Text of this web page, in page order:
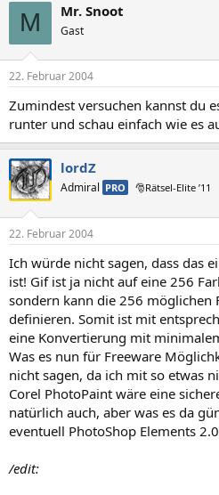
M Mr. Snoot
Gast
22. Februar 2004
Zumindest versuchen kannst du
runter und schau einfach wie es
lordZ
Admiral PRO 🎅Rätsel-Elite ’11
22. Februar 2004
Ich würde nicht sagen, dass das
ist! Gif ist ja nicht auf eine 256
sondern kann die 256 möglichen
definieren. Somit ist mit
eine Konvertierung mit
Was es nun für Freeware
nicht sagen, da ich mit so etwas
Corel PhotoPaint wäre eine
natürlich auch, aber was es da
eventuell PhotoShop Elements
/edit: